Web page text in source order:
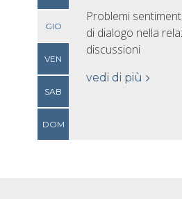
GIO
VEN
SAB
DOM
Problemi
di dialogo nella
discussioni
vedi di più